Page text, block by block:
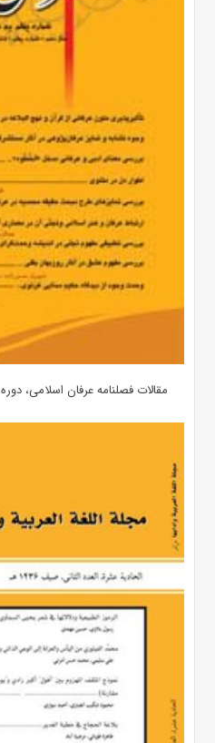
مقالات فصلنامه عرفان اسلامی، دوره ۱۹، شماره ۷۵ منتشر شد